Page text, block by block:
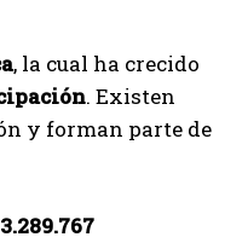
, la cual ha crecido
. Existen
y forman parte de
3.289.767